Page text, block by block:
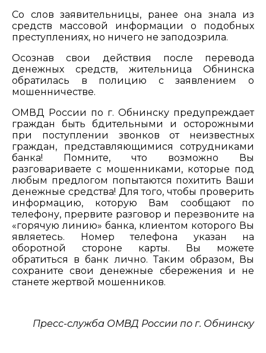
Со слов заявительницы, ранее она знала из
средств массовой информации о подобных
преступлениях, но ничего не заподозрила.
Осознав свои действия после перевода
денежных средств, жительница Обнинска
обратилась в полицию с заявлением о
мошенничестве.
ОМВД России по г. Обнинску предупреждает
граждан быть бдительными и осторожными
при поступлении звонков от неизвестных
граждан, представляющимися сотрудниками
банка! Помните, что возможно Вы
разговариваете с мошенниками, которые под
любым предлогом попытаются похитить Ваши
денежные средства! Для того, чтобы проверить
информацию, которую Вам сообщают по
телефону, прервите разговор и перезвоните на
«горячую линию» банка, клиентом которого Вы
являетесь. Номер телефона указан на
оборотной стороне карты. Вы можете
обратиться в банк лично. Таким образом, Вы
сохраните свои денежные сбережения и не
станете жертвой мошенников.
Пресс-служба ОМВД России по г. Обнинску